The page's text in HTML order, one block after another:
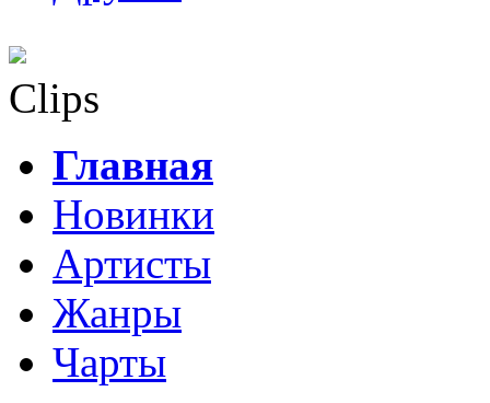
Clips
Главная
Новинки
Артисты
Жанры
Чарты